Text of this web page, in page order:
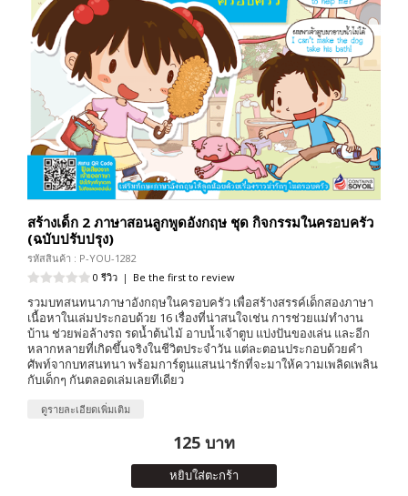
สร้างเด็ก 2 ภาษาสอนลูกพูดอังกฤษ ชุด กิจกรรมในครอบครัว
(ฉบับปรับปรุง)
รหัสสินค้า : P-YOU-1282
0 รีวิว | Be the first to review
รวมบทสนทนาภาษาอังกฤษในครอบครัว เพื่อสร้างสรรค์เด็กสองภาษา
เนื้อหาในเล่มประกอบด้วย 16 เรื่องที่น่าสนใจเช่น การช่วยแม่ทำงาน
บ้าน ช่วยพ่อล้างรถ รดน้ำต้นไม้ อาบน้ำเจ้าตูบ แบ่งปันของเล่น และอีก
หลากหลายที่เกิดขึ้นจริงในชีวิตประจำวัน แต่ละตอนประกอบด้วยคำ
ศัพท์จากบทสนทนา พร้อมการ์ตูนแสนน่ารักที่จะมาให้ความเพลิดเพลิน
กับเด็กๆ กันตลอดเล่มเลยทีเดียว
ดูรายละเอียดเพิ่มเติม
125 บาท
หยิบใส่ตะกร้า